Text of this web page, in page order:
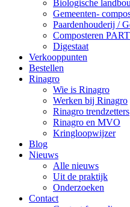
Biologische
Gemeenten-
Paardenhouderij /
Composteren
Digestaat
Verkooppunten
Bestellen
Rinagro
Wie is Rinagro
Werken bij Rinagro
Rinagro trendzetters
Rinagro en MVO
Kringloopwijzer
Blog
Nieuws
Alle nieuws
Uit de praktijk
Onderzoeken
Contact